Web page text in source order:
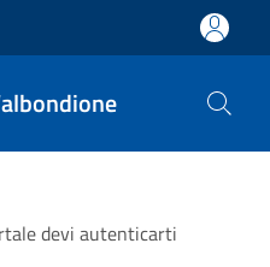
devi autenticarti